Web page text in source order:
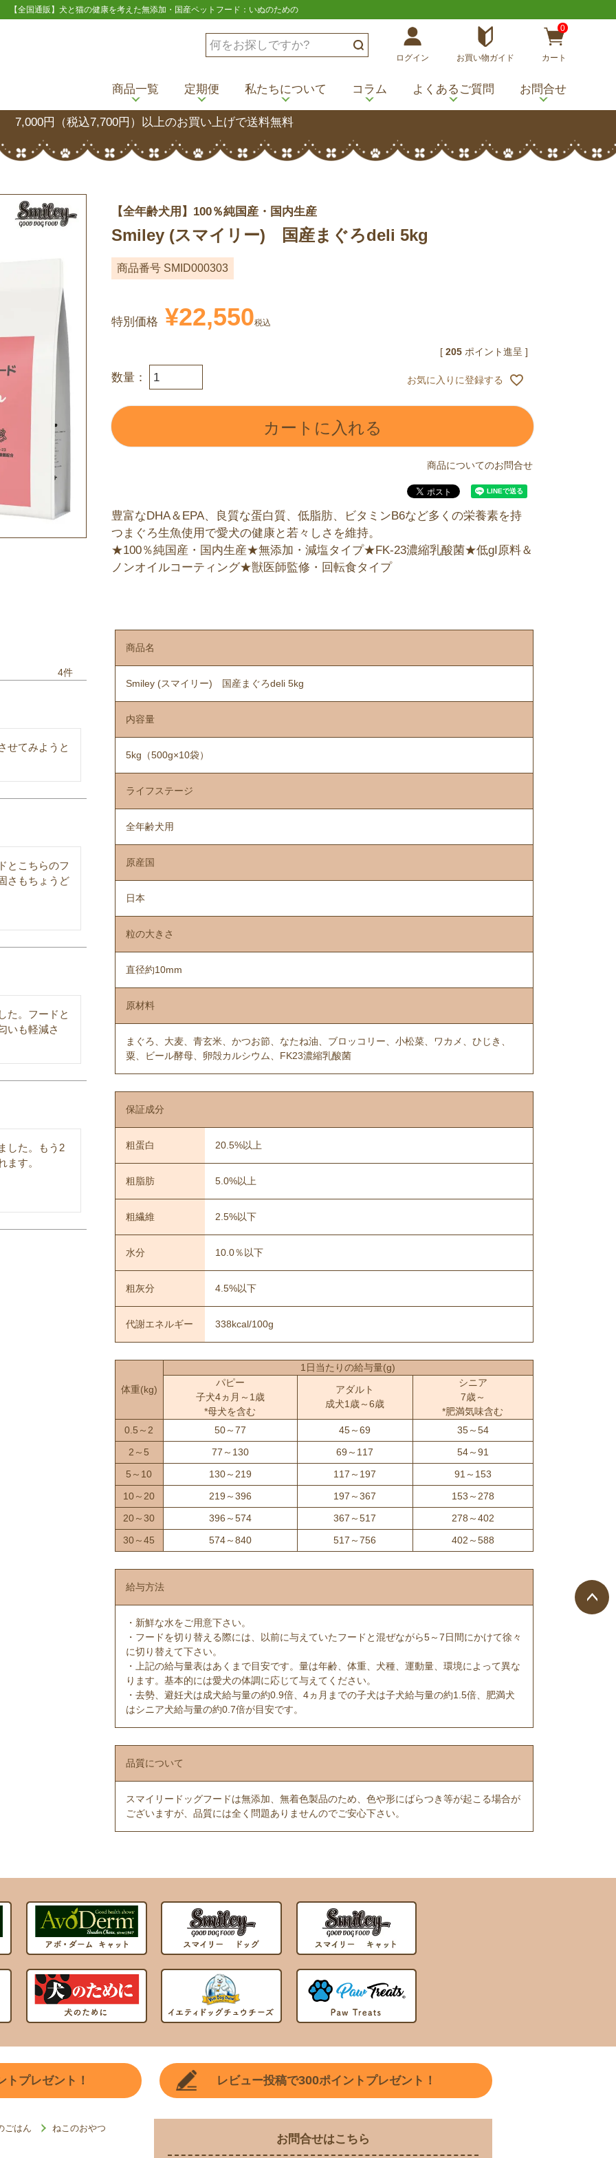
【全国通販】犬と猫の健康を考えた無添加・国産ペットフード：いぬのための
ログイン お買い物ガイド
0
カート
商品一覧 定期便 私たちについて コラム よくあるご質問 お問合せ
7,000円（税込7,700円）以上のお買い上げで送料無料
【全年齢犬用】100％純国産・国内生産
Smiley (スマイリー) 国産まぐろdeli 5kg
商品番号 SMID000303
特別価格 ¥22,550税込
[ 205 ポイント進呈 ]
お気に入りに登録する
カートに入れる
商品についてのお問合せ
豊富なDHA＆EPA、良質な蛋白質、低脂肪、ビタミンB6など多くの栄養素を持
つまぐろ生魚使用で愛犬の健康と若々しさを維持。
★100％純国産・国内生産★無添加・減塩タイプ★FK-23濃縮乳酸菌★低gI原料＆
ノンオイルコーティング★獣医師監修・回転食タイプ
商品名
Smiley (スマイリー) 国産まぐろdeli 5kg
内容量
5kg（500g×10袋）
ライフステージ
全年齢犬用
原産国
日本
粒の大きさ
直径約10mm
原材料
まぐろ、大麦、青玄米、かつお節、なたね油、ブロッコリー、小松菜、ワカメ、ひじき、
粟、ビール酵母、卵殻カルシウム、FK23濃縮乳酸菌
保証成分
粗蛋白 20.5%以上
粗脂肪 5.0%以上
粗繊維 2.5%以下
水分 10.0％以下
粗灰分 4.5%以下
代謝エネルギー 338kcal/100g
体重(kg)
1日当たりの給与量(g)
パピー
子犬4ヵ月～1歳
*母犬を含む
アダルト
成犬1歳～6歳
シニア
7歳～
*肥満気味含む
0.5～2
50～77 45～69
35～54
2～5
77～130 69～117
54～91
5～10
130～219 117～197
91～153
10～20
219～396 197～367
153～278
20～30
396～574 367～517
278～402
30～45
574～840 517～756 402～588
給与方法
・新鮮な水をご用意下さい。
・フードを切り替える際には、以前に与えていたフードと混ぜながら5～7日間にかけて徐々
に切り替えて下さい。
・上記の給与量表はあくまで目安です。量は年齢、体重、犬種、運動量、環境によって異な
ります。基本的には愛犬の体調に応じて与えてください。
・去勢、避妊犬は成犬給与量の約0.9倍、4ヵ月までの子犬は子犬給与量の約1.5倍、肥満犬
はシニア犬給与量の約0.7倍が目安です。
品質について
スマイリードッグフードは無添加、無着色製品のため、色や形にばらつき等が起こる場合が
ございますが、品質には全く問題ありませんのでご安心下さい。
4
せてみようと
とこちらのフ
さもちょうど
た。フードと
いも軽減さ
した。もう2
す。
トプレゼント！ レビュー投稿で300ポイントプレゼント！
ごはん
ねこのおやつ
お問合せはこちら